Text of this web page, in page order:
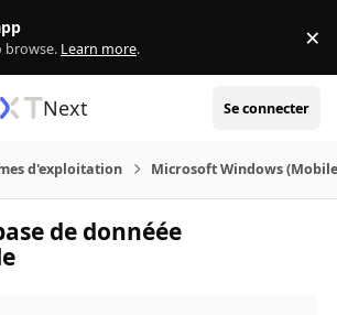
browse. Learn more. ×
Next Se connecter
d'exploitation Microsoft Windows
de donnéée